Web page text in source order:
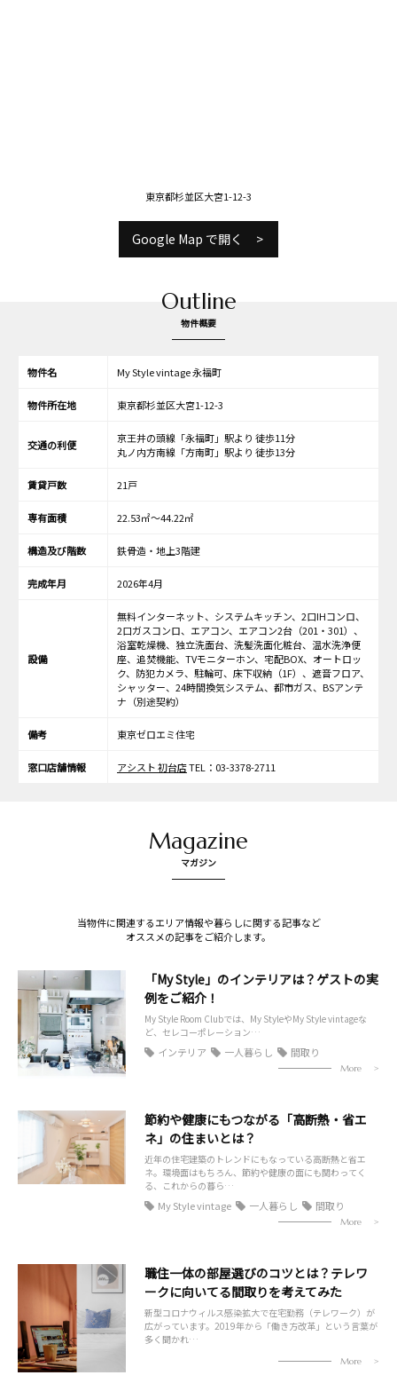
東京都杉並区大宮1-12-3
Google Map で開く
Outline
物件概要
物件名 My Style vintage 永福町
物件所在地 東京都杉並区大宮1-12-3
交通の利便
京王井の頭線「永福町」駅より 徒歩11分
丸ノ内方南線「方南町」駅より 徒歩13分
賃貸戸数 21戸
専有面積 22.53㎡～44.22㎡
構造及び階数 鉄骨造・地上3階建
完成年月 2026年4月
設備
無料インターネット、システムキッチン、2口IHコンロ、
2口ガスコンロ、エアコン、エアコン2台（201・301）、
浴室乾燥機、独立洗面台、洗髪洗面化粧台、温水洗浄便
座、追焚機能、TVモニターホン、宅配BOX、オートロッ
ク、防犯カメラ、駐輪可、床下収納（1F）、遮音フロア、
シャッター、24時間換気システム、都市ガス、BSアンテ
ナ（別途契約）
備考 東京ゼロエミ住宅
窓口店舗情報 アシスト 初台店TEL：03-3378-2711
Magazine
マガジン
当物件に関連するエリア情報や暮らしに関する記事など
オススメの記事をご紹介します。
「My Style」のインテリアは？ゲストの実
例をご紹介！
My Style Room Clubでは、My StyleやMy Style vintageな
ど、セレコーポレーション…
インテリア 一人暮らし 間取り
More
節約や健康にもつながる「高断熱・省エ
ネ」の住まいとは？
近年の住宅建築のトレンドにもなっている高断熱と省エ
ネ。環境面はもちろん、節約や健康の面にも関わってく
る、これからの暮ら…
My Style vintage 一人暮らし 間取り
More
職住一体の部屋選びのコツとは？テレワ
ークに向いてる間取りを考えてみた
新型コロナウィルス感染拡大で在宅勤務（テレワーク）が
広がっています。2019年から「働き方改革」という言葉が
多く聞かれ…
More